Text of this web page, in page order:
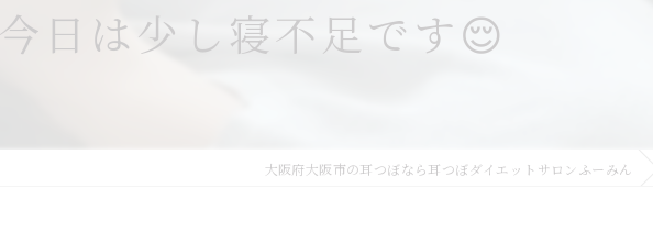
今日は少し寝不足です😌
大阪府大阪市の耳つぼなら耳つぼダイエットサロンふーみん